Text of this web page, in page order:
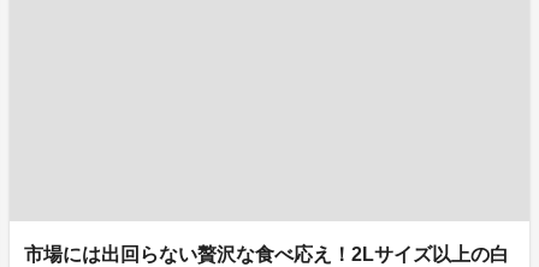
市場には出回らない贅沢な食べ応え！2Lサイズ以上の白